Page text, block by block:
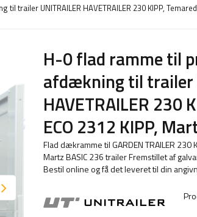
trailer UNITRAILER HAVETRAILER 230 KIPP,
H-0 flad ramme til
afdækning til trailer
HAVETRAILER 230
ECO 2312 KIPP,
Flad dækramme til GARDEN TRAILER 230
Martz BASIC 236 trailer Fremstillet af
Bestil online og få det leveret til din